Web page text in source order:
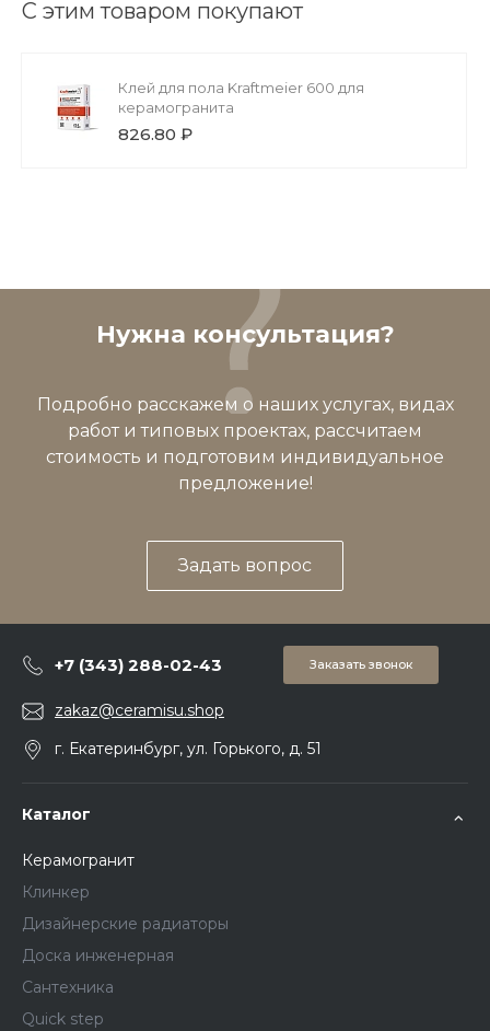
С этим товаром покупают
Клей для пола Kraftmeier 600 для
керамогранита
826.80 ₽
Нужна консультация?
Подробно расскажем о наших услугах, видах
работ и типовых проектах, рассчитаем
стоимость и подготовим индивидуальное
предложение!
Задать вопрос
+7 (343) 288-02-43 Заказать звонок
zakaz@ceramisu.shop
г. Екатеринбург, ул. Горького, д. 51
Каталог
Керамогранит
Клинкер
Дизайнерские радиаторы
Доска инженерная
Сантехника
Quick step